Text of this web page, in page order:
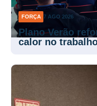
FORÇA 7 AGO 2026
Plano Verão
calor no